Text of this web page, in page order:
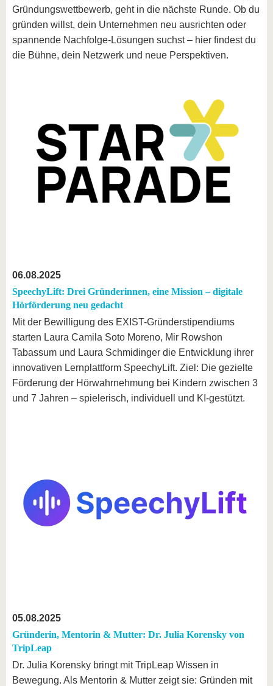
Gründungswettbewerb, geht in die nächste Runde. Ob du
gründen willst, dein Unternehmen neu ausrichten oder
spannende Nachfolge-Lösungen suchst – hier findest du
die Bühne, dein Netzwerk und neue Perspektiven.
06.08.2025
SpeechyLift: Drei Gründerinnen, eine Mission – digitale
Hörförderung neu gedacht
Mit der Bewilligung des EXIST-Gründerstipendiums
starten Laura Camila Soto Moreno, Mir Rowshon
Tabassum und Laura Schmidinger die Entwicklung ihrer
innovativen Lernplattform SpeechyLift. Ziel: Die gezielte
Förderung der Hörwahrnehmung bei Kindern zwischen 3
und 7 Jahren – spielerisch, individuell und KI-gestützt.
05.08.2025
Gründerin, Mentorin & Mutter: Dr. Julia Korensky von
TripLeap
Dr. Julia Korensky bringt mit TripLeap Wissen in
Bewegung. Als Mentorin & Mutter zeigt sie: Gründen mit